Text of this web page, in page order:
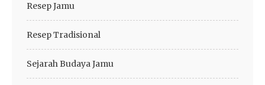
Resep Jamu
Resep Tradisional
Sejarah Budaya Jamu